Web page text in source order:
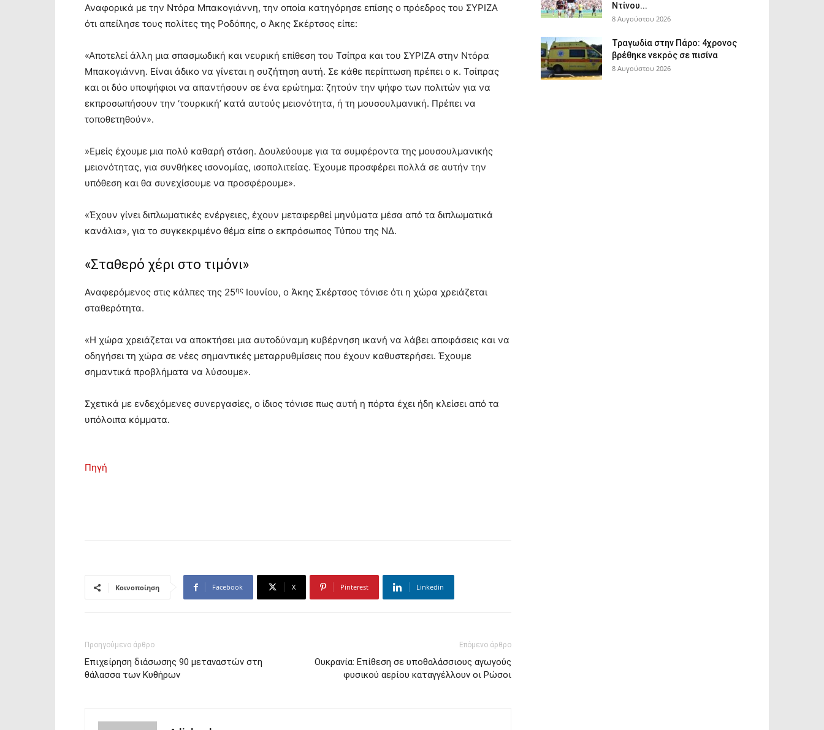
Αναφορικά με την Ντόρα Μπακογιάννη, την οποία κατηγόρησε επίσης ο πρόεδρος του ΣΥΡΙΖΑ
ότι απείλησε τους πολίτες της Ροδόπης, ο Άκης Σκέρτσος είπε:
«Αποτελεί άλλη μια σπασμωδική και νευρική επίθεση του Τσίπρα και του ΣΥΡΙΖΑ στην Ντόρα
Μπακογιάννη. Είναι άδικο να γίνεται η συζήτηση αυτή. Σε κάθε περίπτωση πρέπει ο κ. Τσίπρας
και οι δύο υποψήφιοι να απαντήσουν σε ένα ερώτημα: ζητούν την ψήφο των πολιτών για να
εκπροσωπήσουν την ‘τουρκική’ κατά αυτούς μειονότητα, ή τη μουσουλμανική. Πρέπει να
τοποθετηθούν».
»Εμείς έχουμε μια πολύ καθαρή στάση. Δουλεύουμε για τα συμφέροντα της μουσουλμανικής
μειονότητας, για συνθήκες ισονομίας, ισοπολιτείας. Έχουμε προσφέρει πολλά σε αυτήν την
υπόθεση και θα συνεχίσουμε να προσφέρουμε».
«Έχουν γίνει διπλωματικές ενέργειες, έχουν μεταφερθεί μηνύματα μέσα από τα διπλωματικά
κανάλια», για το συγκεκριμένο θέμα είπε ο εκπρόσωπος Τύπου της ΝΔ.
«Σταθερό χέρι στο τιμόνι»
Αναφερόμενος στις κάλπες της 25ης Ιουνίου, ο Άκης Σκέρτσος τόνισε ότι η χώρα χρειάζεται
σταθερότητα.
«Η χώρα χρειάζεται να αποκτήσει μια αυτοδύναμη κυβέρνηση ικανή να λάβει αποφάσεις και να
οδηγήσει τη χώρα σε νέες σημαντικές μεταρρυθμίσεις που έχουν καθυστερήσει. Έχουμε
σημαντικά προβλήματα να λύσουμε».
Σχετικά με ενδεχόμενες συνεργασίες, ο ίδιος τόνισε πως αυτή η πόρτα έχει ήδη κλείσει από τα
υπόλοιπα κόμματα.
Πηγή
Κοινοποίηση Facebook X Pinterest Linkedin
Προηγούμενο άρθρο
Επιχείρηση διάσωσης 90 μεταναστών στη
θάλασσα των Κυθήρων
Επόμενο άρθρο
Ουκρανία: Επίθεση σε υποθαλάσσιους αγωγούς
φυσικού αερίου καταγγέλλουν οι Ρώσοι
Ντίνου...
8 Αυγούστου 2026
Τραγωδία στην Πάρο: 4χρονος
βρέθηκε νεκρός σε πισίνα
8 Αυγούστου 2026